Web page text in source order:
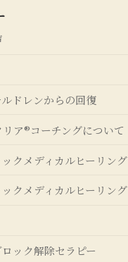
ドレンからの回復
ア®コーチングについて
クメディカルヒーリング
クメディカルヒーリング
ック解除セラピー